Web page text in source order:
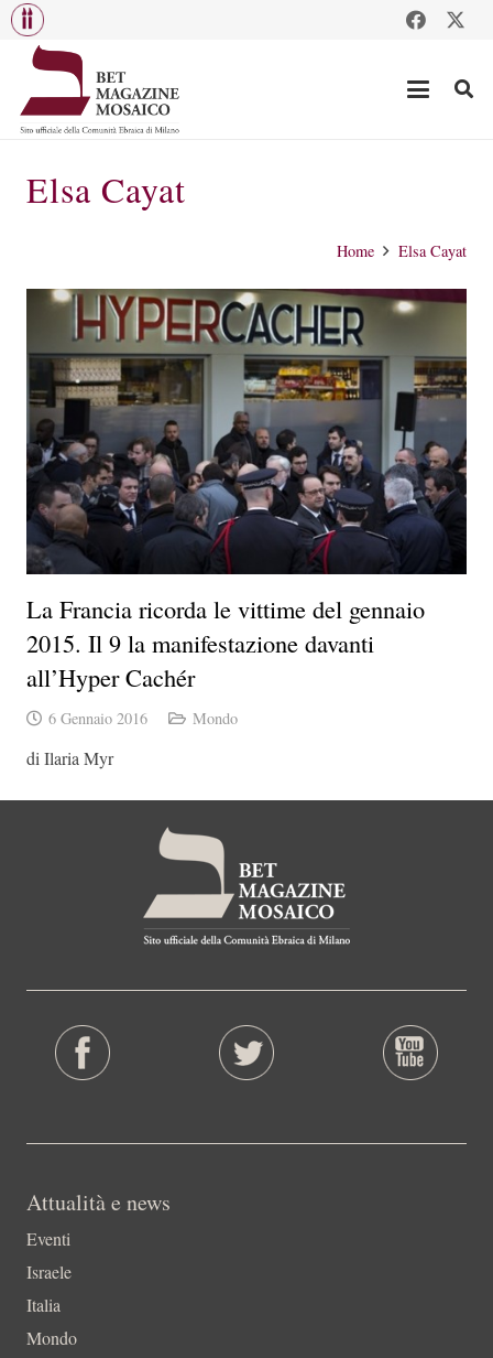
Elsa Cayat
Home Elsa Cayat
La Francia ricorda le vittime del gennaio
2015. Il 9 la manifestazione davanti
all’Hyper Cachér
6 Gennaio 2016 Mondo
di Ilaria Myr
Attualità e news
Eventi
Israele
Italia
Mondo